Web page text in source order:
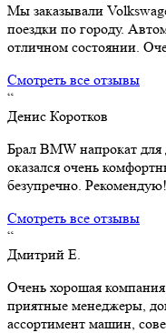
Мы заказывали
поездки по городу.
отличном состоянии.
Смотреть все отзывы
“
Денис Коротков
Брал BMW напрокат
оказался очень
безупречно. Рекомендую!
Смотреть все отзывы
“
Дмитрий Е.
Очень хорошая
приятные менеджеры,
ассортимент машин,